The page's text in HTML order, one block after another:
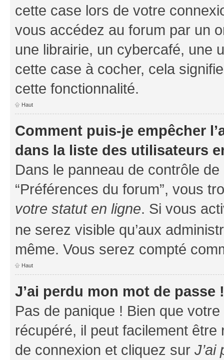
cette case lors de votre
vous accédez au forum par un
une librairie, un cybercafé, une
cette case à cocher, cela
cette fonctionnalité.
Haut
Comment puis-je empêcher
dans la liste des utilisateurs
Dans le panneau de contrôle
“Préférences du forum”, vous
votre statut en ligne. Si vous
ne serez visible qu’aux
même. Vous serez compté
Haut
J’ai perdu mon mot de passe !
Pas de panique ! Bien que
récupéré, il peut facilement
de connexion et cliquez sur J’ai